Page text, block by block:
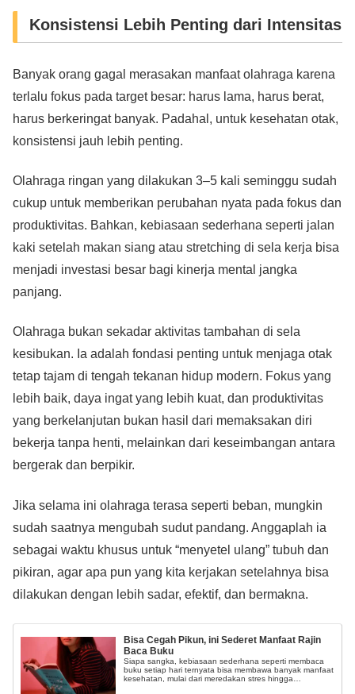
Konsistensi Lebih Penting dari Intensitas
Banyak orang gagal merasakan manfaat olahraga karena
terlalu fokus pada target besar: harus lama, harus berat,
harus berkeringat banyak. Padahal, untuk kesehatan otak,
konsistensi jauh lebih penting.
Olahraga ringan yang dilakukan 3–5 kali seminggu sudah
cukup untuk memberikan perubahan nyata pada fokus dan
produktivitas. Bahkan, kebiasaan sederhana seperti jalan
kaki setelah makan siang atau stretching di sela kerja bisa
menjadi investasi besar bagi kinerja mental jangka
panjang.
Olahraga bukan sekadar aktivitas tambahan di sela
kesibukan. Ia adalah fondasi penting untuk menjaga otak
tetap tajam di tengah tekanan hidup modern. Fokus yang
lebih baik, daya ingat yang lebih kuat, dan produktivitas
yang berkelanjutan bukan hasil dari memaksakan diri
bekerja tanpa henti, melainkan dari keseimbangan antara
bergerak dan berpikir.
Jika selama ini olahraga terasa seperti beban, mungkin
sudah saatnya mengubah sudut pandang. Anggaplah ia
sebagai waktu khusus untuk “menyetel ulang” tubuh dan
pikiran, agar apa pun yang kita kerjakan setelahnya bisa
dilakukan dengan lebih sadar, efektif, dan bermakna.
Bisa Cegah Pikun, ini Sederet Manfaat Rajin
Baca Buku
Siapa sangka, kebiasaan sederhana seperti membaca
buku setiap hari ternyata bisa membawa banyak manfaat
kesehatan, mulai dari meredakan stres hingga